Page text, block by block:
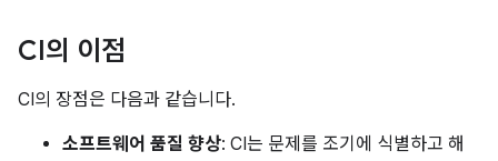
CI의 이점
CI의 장점은 다음과 같습니다.
소프트웨어 품질 향상: CI는 문제를 조기에 식별하고 해